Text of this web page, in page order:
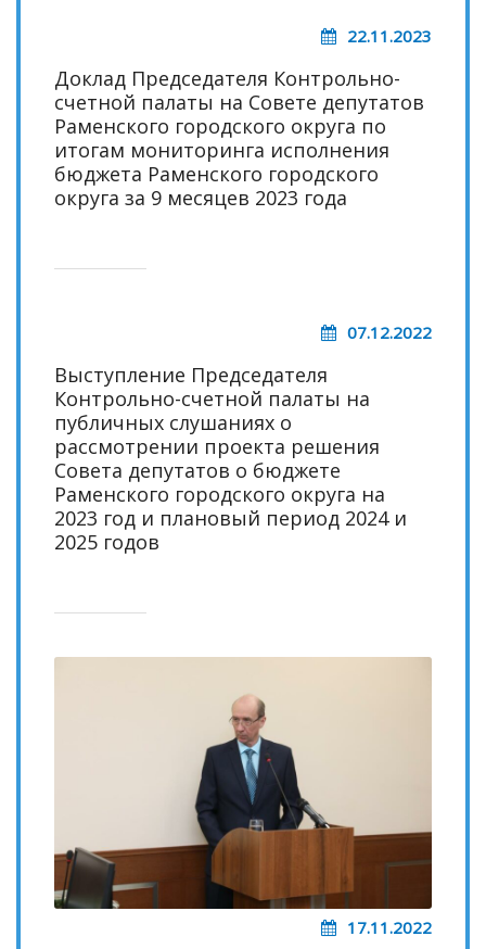
22.11.2023
Доклад Председателя Контрольно-
счетной палаты на Совете депутатов
Раменского городского округа по
итогам мониторинга исполнения
бюджета Раменского городского
округа за 9 месяцев 2023 года
07.12.2022
Выступление Председателя
Контрольно-счетной палаты на
публичных слушаниях о
рассмотрении проекта решения
Совета депутатов о бюджете
Раменского городского округа на
2023 год и плановый период 2024 и
2025 годов
17.11.2022